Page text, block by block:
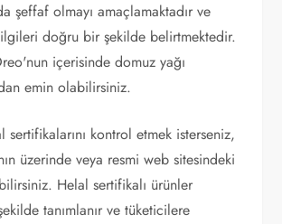
şeffaf olmayı amaçlamaktadır ve
doğru bir şekilde belirtmektedir.
içerisinde domuz yağı
emin olabilirsiniz.
kontrol etmek isterseniz,
üzerinde veya resmi web sitesindeki
Helal sertifikalı ürünler
tanımlanır ve tüketicilere